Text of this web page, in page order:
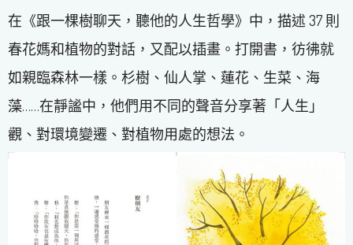
在《跟一棵樹聊天，聽他的人生哲學》中，描述 37 則
春花媽和植物的對話，又配以插畫。打開書，彷彿就
如親臨森林一樣。杉樹、仙人掌、蓮花、生菜、海
藻……在靜謐中，他們用不同的聲音分享著「人生」
觀、對環境變遷、對植物用處的想法。